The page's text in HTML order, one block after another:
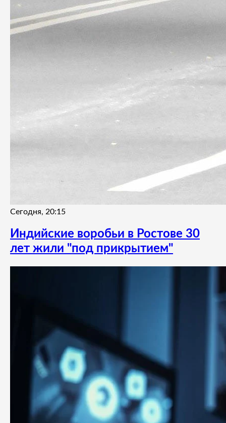
Сегодня, 20:15
Индийские воробьи в Ростове 30
лет жили "под прикрытием"